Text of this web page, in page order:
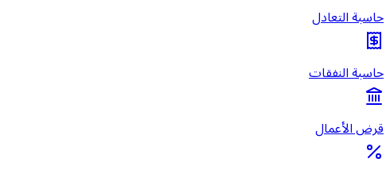
حاسبة التعادل
حاسبة النفقات
قرض الأعمال